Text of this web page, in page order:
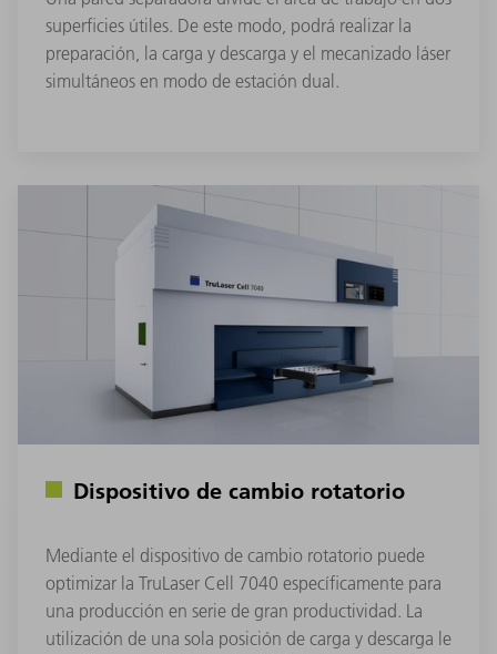
superficies útiles. De este modo, podrá realizar la
preparación, la carga y descarga y el mecanizado láser
simultáneos en modo de estación dual.
Dispositivo de cambio rotatorio
Mediante el dispositivo de cambio rotatorio puede
optimizar la TruLaser Cell 7040 específicamente para
una producción en serie de gran productividad. La
utilización de una sola posición de carga y descarga le